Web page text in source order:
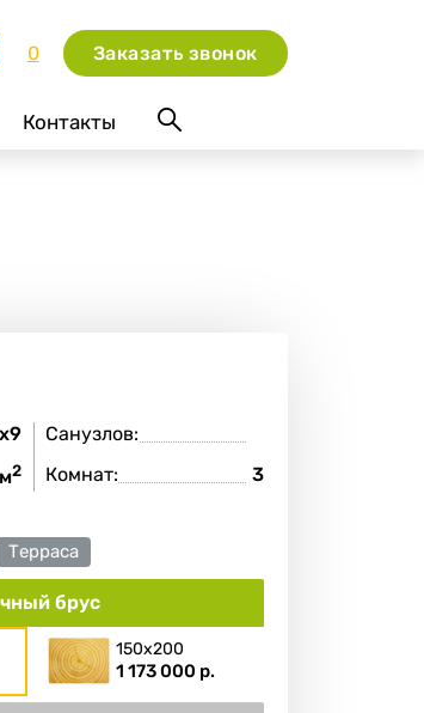
0 Заказать звонок
Контакты
2
Санузлов:
Комнат:
3
Терраса
брус
150х200
1 173 000 р.